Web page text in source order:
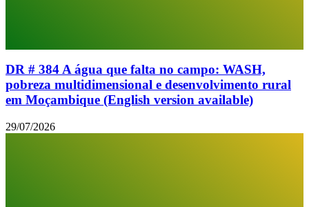
DR # 384 A água que falta no campo: WASH,
pobreza multidimensional e desenvolvimento rural
em Moçambique (English version available)
29/07/2026